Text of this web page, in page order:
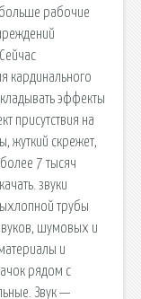
больше рабочие
кардинального
эффекты
присутствия на
жуткий скрежет,
7 тысяч
звуки
трубы
шумовых и
и
рядом с
Звук —